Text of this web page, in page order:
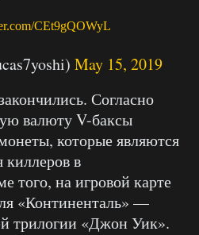
CEt9gQOWyL
May 15, 2019
Согласно
валюту V-баксы
которые являются
киллеров в
того, на игровой карте
«Континенталь» —
трилогии «Джон Уик».